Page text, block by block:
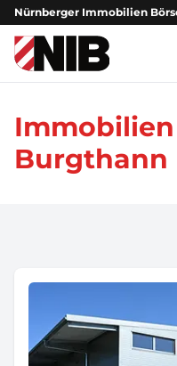
Nürnberger Immobilien
NIB - Nürnberger
Burgthann